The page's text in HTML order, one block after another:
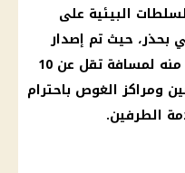
البيئية على
بحذر، حيث تم إصدار
تعليمات بعدم لمسه أو الاقتراب منه لمسافة تقل عن 10
ومراكز الغوص باحترام
الطرفين.